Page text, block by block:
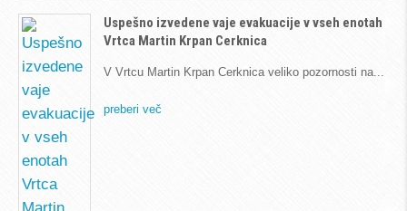
Uspešno izvedene vaje evakuacije v vseh enotah
Vrtca Martin Krpan Cerknica
V Vrtcu Martin Krpan Cerknica veliko pozornosti na
preberi več